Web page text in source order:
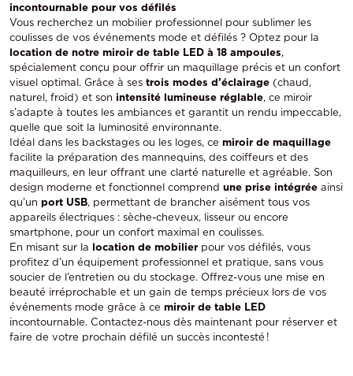
incontournable pour vos défilés
Vous recherchez un mobilier professionnel pour sublimer les
coulisses de vos événements mode et défilés ? Optez pour la
location de notre miroir de table LED à 18 ampoules,
spécialement conçu pour offrir un maquillage précis et un confort
visuel optimal. Grâce à ses trois modes d’éclairage (chaud,
naturel, froid) et son intensité lumineuse réglable, ce miroir
s’adapte à toutes les ambiances et garantit un rendu impeccable,
quelle que soit la luminosité environnante.
Idéal dans les backstages ou les loges, ce miroir de maquillage
facilite la préparation des mannequins, des coiffeurs et des
maquilleurs, en leur offrant une clarté naturelle et agréable. Son
design moderne et fonctionnel comprend une prise intégrée ainsi
qu’un port USB, permettant de brancher aisément tous vos
appareils électriques : sèche-cheveux, lisseur ou encore
smartphone, pour un confort maximal en coulisses.
En misant sur la location de mobilier pour vos défilés, vous
profitez d’un équipement professionnel et pratique, sans vous
soucier de l’entretien ou du stockage. Offrez-vous une mise en
beauté irréprochable et un gain de temps précieux lors de vos
événements mode grâce à ce miroir de table LED
incontournable. Contactez-nous dès maintenant pour réserver et
faire de votre prochain défilé un succès incontesté !